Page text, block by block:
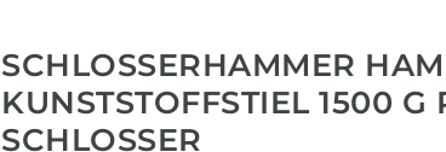
SCHLOSSERHAMMER
KUNSTSTOFFSTIEL 1500 G
SCHLOSSER